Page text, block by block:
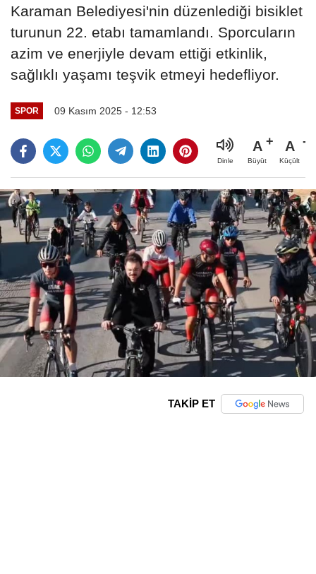
Karaman Belediyesi'nin düzenlediği bisiklet
turunun 22. etabı tamamlandı. Sporcuların
azim ve enerjiyle devam ettiği etkinlik,
sağlıklı yaşamı teşvik etmeyi hedefliyor.
SPOR 09 Kasım 2025 - 12:53
Dinle
A
Büyüt
A
Küçült
TAKİP ET